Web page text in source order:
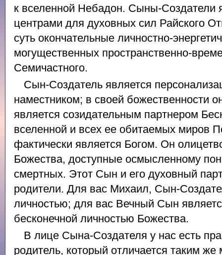
к вселенной Небадон. Сыны-Создатели
центрами для духовных сил Райского
суть окончательные личностно-
могущественных пространственно-
Семичастного.
Сын-Создатель является
наместником; в своей божественности
является созидательным партнером
вселенной и всех ее обитаемых миров
фактически является Богом. Он
Божества, доступные осмысленному
смертных. Этот Сын и его духовный
родители. Для вас Михаил, Сын-
личностью; для вас Вечный Сын
бесконечной личностью Божества.
В лице Сына-Создателя у нас есть
родитель, который отличается таким